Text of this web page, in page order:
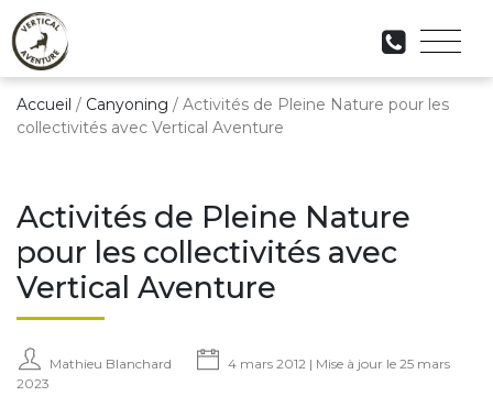
Accueil / Canyoning / Activités de Pleine Nature pour les
collectivités avec Vertical Aventure
Activités de Pleine Nature
pour les collectivités avec
Vertical Aventure
Mathieu Blanchard
4 mars 2012 | Mise à jour le 25 mars
2023